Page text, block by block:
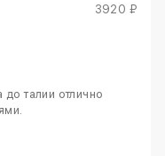
3920 ₽
талии отлично